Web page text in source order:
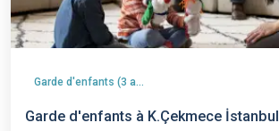
Garde d'enfants (3 ans et plus)
Garde d'enfants à K.Çekmece İstanbul